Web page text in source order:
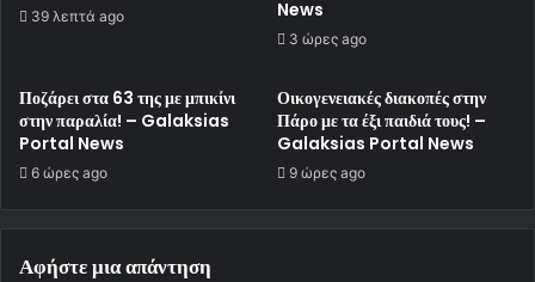
39 λεπτά ago
News
3 ώρες ago
Ποζάρει στα 63 της με μπικίνι
στην παραλία! – Galaksias
Portal News
6 ώρες ago
Οικογενειακές διακοπές στην
Πάρο με τα έξι παιδιά τους! –
Galaksias Portal News
9 ώρες ago
Αφήστε μια απάντηση